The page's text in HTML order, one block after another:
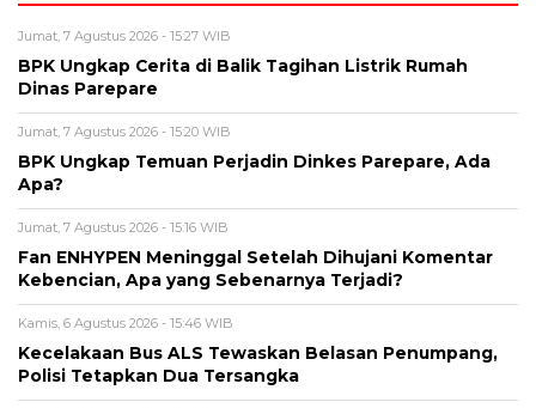
Jumat, 7 Agustus 2026 - 15:27 WIB
BPK Ungkap Cerita di Balik Tagihan Listrik Rumah
Dinas Parepare
Jumat, 7 Agustus 2026 - 15:20 WIB
BPK Ungkap Temuan Perjadin Dinkes Parepare, Ada
Apa?
Jumat, 7 Agustus 2026 - 15:16 WIB
Fan ENHYPEN Meninggal Setelah Dihujani Komentar
Kebencian, Apa yang Sebenarnya Terjadi?
Kamis, 6 Agustus 2026 - 15:46 WIB
Kecelakaan Bus ALS Tewaskan Belasan Penumpang,
Polisi Tetapkan Dua Tersangka